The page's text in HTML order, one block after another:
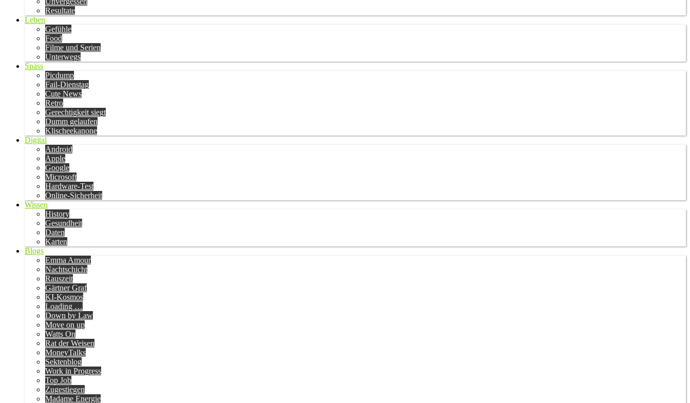
Resultate
Leben
Gefühle
Food
Filme und Serien
Unterwegs
Spass
Picdump
Fail-Dienstag
Cute News
Retro
Gerechtigkeit siegt
Dumm gelaufen
Klischeekanone
Digital
Android
Apple
Google
Microsoft
Hardware-Test
Online-Sicherheit
Wissen
History
Gesundheit
Daten
Karten
Blogs
Emma Amour
Nachtschicht
Rauszeit
Gärtner Graf
KI-Kosmos
Loading …
Down by Law
Move on up
Watts On
Rat der Weisen
MoneyTalks
Sektenblog
Work in Progress
Top Job
Zugestiegen
Madame Energie